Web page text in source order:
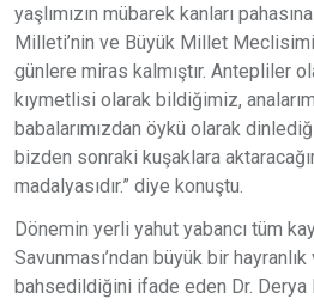
yaşlımızın mübarek kanları
Milleti’nin ve Büyük Millet
günlere miras kalmıştır. Antepliler
kıymetlisi olarak bildiğimiz,
babalarımızdan öykü olarak
bizden sonraki kuşaklara
madalyasıdır.” diye konuştu.
Dönemin yerli yahut yabancı tüm
Savunması’ndan büyük bir
bahsedildiğini ifade eden Dr. Derya